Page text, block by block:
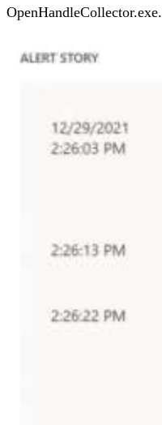
OpenHandleCollector.exe.